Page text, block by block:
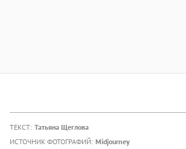
ТЕКСТ: Татьяна Щеглова
ИСТОЧНИК ФОТОГРАФИЙ: Midjourney